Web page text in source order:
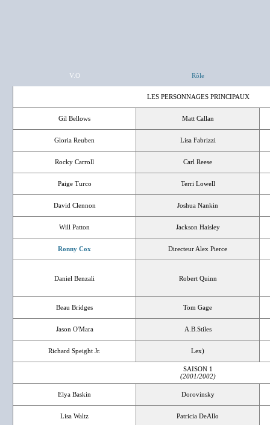
V.O Rôle
LES PERSONNAGES PRINCIPAUX
Gil Bellows Matt Callan
Gloria Reuben Lisa Fabrizzi
Rocky Carroll Carl Reese
Paige Turco Terri Lowell
David Clennon Joshua Nankin
Will Patton Jackson Haisley
Ronny Cox Directeur Alex Pierce
Daniel Benzali Robert Quinn
Beau Bridges Tom Gage
Jason O'Mara A.B.Stiles
Richard Speight Jr. Lex)
SAISON 1
(2001/2002)
Elya Baskin Dorovinsky
Lisa Waltz Patricia DeAllo